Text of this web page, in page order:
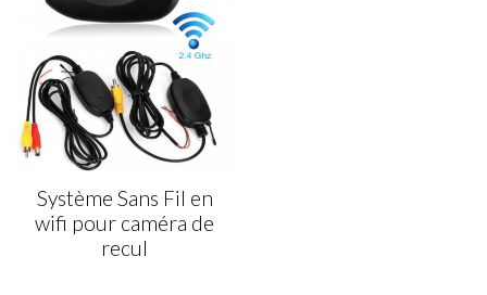
Système Sans Fil en
wifi pour caméra de
recul